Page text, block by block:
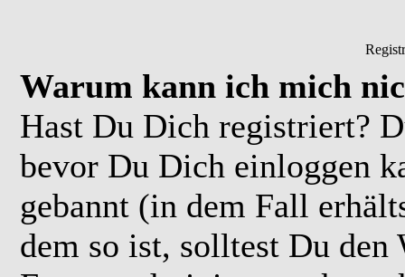
Warum kann ich mich
Hast Du Dich registriert?
bevor Du Dich einloggen
gebannt (in dem Fall
dem so ist, solltest Du den